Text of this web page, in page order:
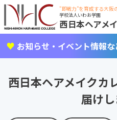
"即戦力"を育成する大阪
学校法人いわお学園
西日本ヘアメ
お知らせ・イベント情報な
西日本ヘアメイクカ
届けし